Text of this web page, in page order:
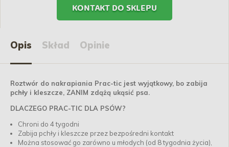
KONTAKT DO SKLEPU
Opis Skład Opinie
Roztwór do nakrapiania Prac-tic jest wyjątkowy, bo zabija
pchły i kleszcze, ZANIM zdążą ukąsić psa.
DLACZEGO PRAC-TIC DLA PSÓW?
Chroni do 4 tygodni
Zabija pchły i kleszcze przez bezpośredni kontakt
Można stosować go zarówno u młodych (od 8 tygodnia życia),